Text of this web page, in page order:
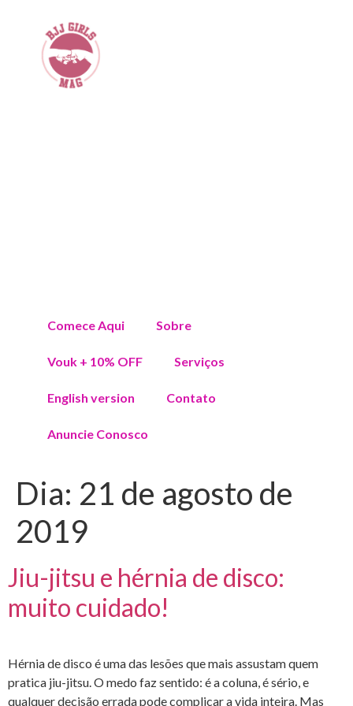
Comece Aqui Sobre
Vouk + 10% OFF Serviços
English version Contato
Anuncie Conosco
Dia: 21 de agosto de
2019
Jiu-jitsu e hérnia de disco:
muito cuidado!
Hérnia de disco é uma das lesões que mais assustam quem
pratica jiu-jitsu. O medo faz sentido: é a coluna, é sério, e
qualquer decisão errada pode complicar a vida inteira. Mas